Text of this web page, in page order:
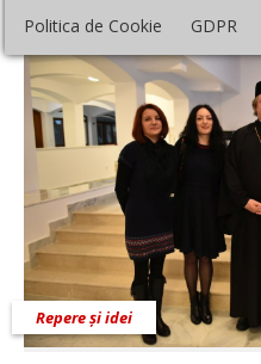
Politica de Cookie GDPR
Repere și idei